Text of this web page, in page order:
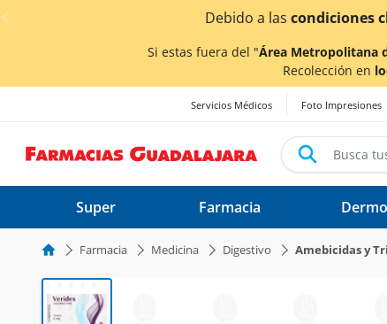
< div class="carousel-inner">
por las lluvias, los tiempos de entregapodrían
Si estas fuera del "Área Metropolitana
Recolección en
Servicios Médicos Foto Impresiones
Super Farmacia Dermo
Farmacia Medicina Digestivo Amebicidas y